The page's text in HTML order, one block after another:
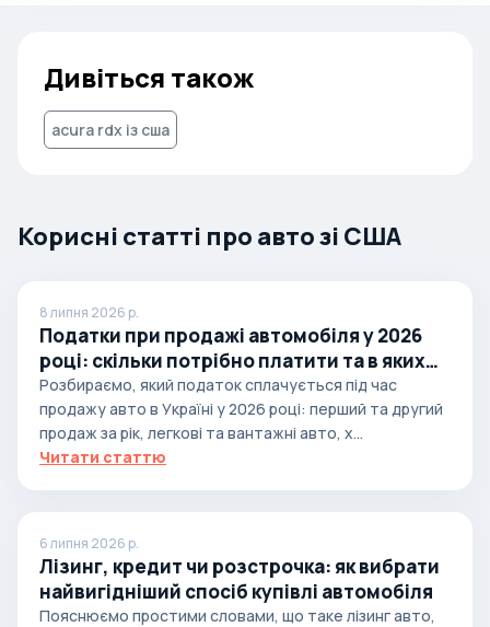
Дивіться також
acura rdx із сша
Корисні статті про авто зі США
8 липня 2026 р.
Податки при продажі автомобіля у 2026
році: скільки потрібно платити та в яких
випадках
Розбираємо, який податок сплачується під час
продажу авто в Україні у 2026 році: перший та другий
продаж за рік, легкові та вантажні авто, х...
Читати статтю
6 липня 2026 р.
Лізинг, кредит чи розстрочка: як вибрати
найвигідніший спосіб купівлі автомобіля
Пояснюємо простими словами, що таке лізинг авто,